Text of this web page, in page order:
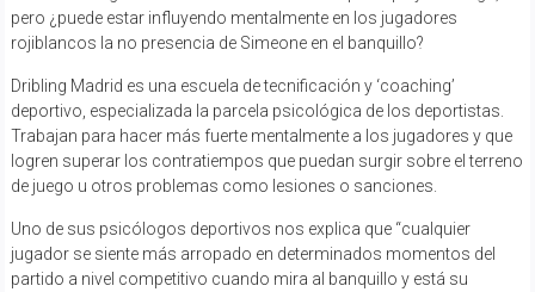
pero ¿puede estar influyendo mentalmente en los jugadores
rojiblancos la no presencia de Simeone en el banquillo?
Dribling Madrid es una escuela de tecnificación y ‘coaching’
deportivo, especializada la parcela psicológica de los deportistas.
Trabajan para hacer más fuerte mentalmente a los jugadores y que
logren superar los contratiempos que puedan surgir sobre el terreno
de juego u otros problemas como lesiones o sanciones.
Uno de sus psicólogos deportivos nos explica que “cualquier
jugador se siente más arropado en determinados momentos del
partido a nivel competitivo cuando mira al banquillo y está su